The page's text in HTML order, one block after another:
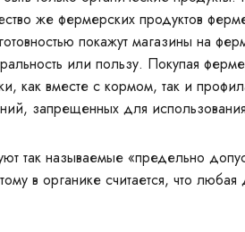
же фермерских продуктов
покажут магазины на
или пользу. Покупая
как вместе с кормом, так и
запрещенных для использования
так называемые «предельно
в органике считается, что